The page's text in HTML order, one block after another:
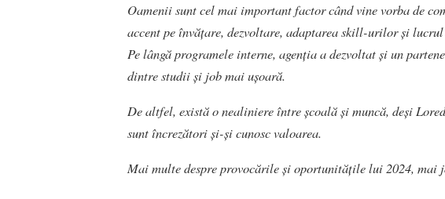
Oamenii sunt cel mai important factor când vine vorba de
accent pe învățare, dezvoltare, adaptarea skill-urilor și
Pe lângă programele interne, agenția a dezvoltat și un
dintre studii și job mai ușoară.
De altfel, există o nealiniere între școală și muncă, deși
sunt încrezători și-și cunosc valoarea.
Mai multe despre provocările și oportunitățile lui 2024, mai